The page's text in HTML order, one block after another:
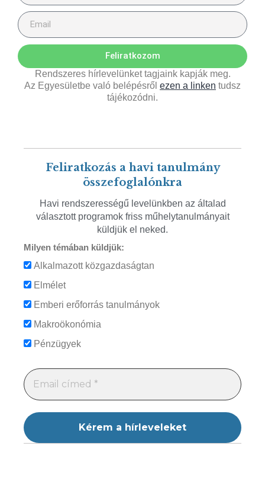
Feliratkozom
Rendszeres hírlevelünket tagjaink kapják meg.
Az Egyesületbe való belépésről ezen a linken tudsz
tájékozódni.
Feliratkozás a havi tanulmány
összefoglalónkra
Havi rendszerességű levelünkben az általad
választott programok friss műhelytanulmányait
küldjük el neked.
Milyen témában küldjük:
Alkalmazott közgazdaságtan
Elmélet
Emberi erőforrás tanulmányok
Makroökonómia
Pénzügyek